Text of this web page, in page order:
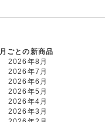
月ごとの新商品
2026年8月
2026年7月
2026年6月
2026年5月
2026年4月
2026年3月